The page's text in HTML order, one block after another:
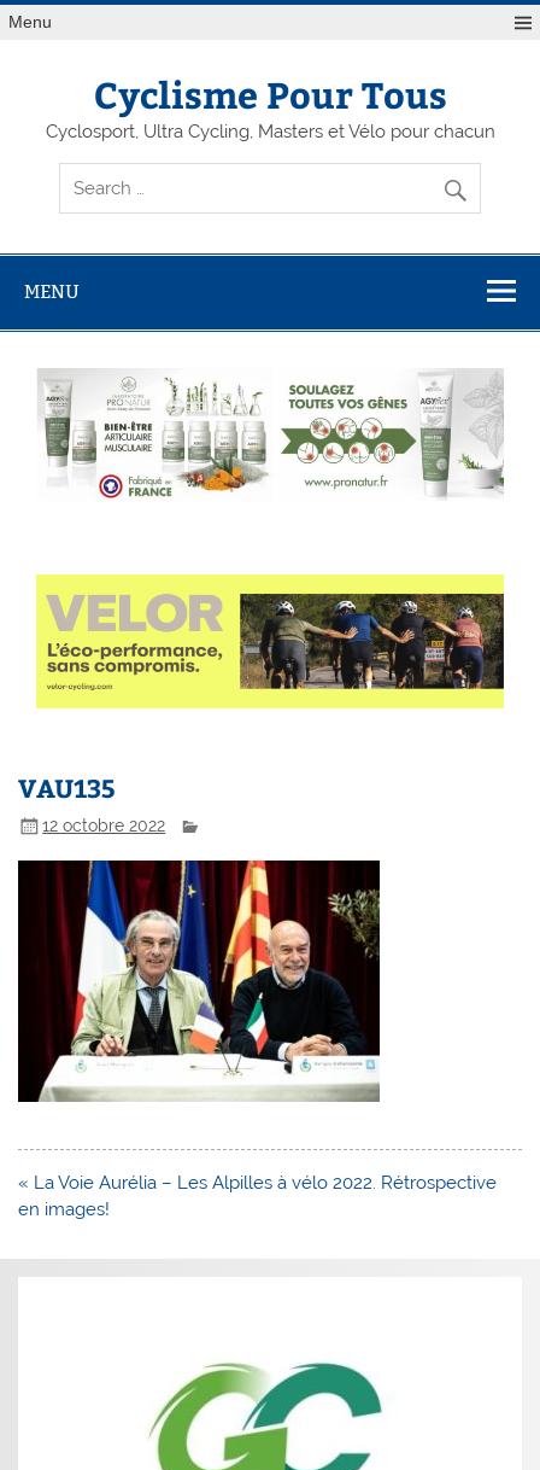
Menu
Cyclisme Pour Tous
Cyclosport, Ultra Cycling, Masters et Vélo pour chacun
MENU
VAU135
12 octobre 2022
Navigation
de
« La Voie Aurélia – Les Alpilles à vélo 2022. Rétrospective
en images!